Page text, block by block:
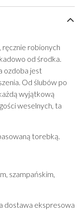
ręcznie robionych
od środka.
ozdoba jest
Od ślubów po
wyjątkową
weselnych, ta
torebką.
szampańskim,
dostawa ekspresowa